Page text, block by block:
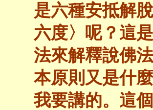
是六種安抵解
六度〉呢？這
法來解釋說佛
本原則又是什
我要講的。這